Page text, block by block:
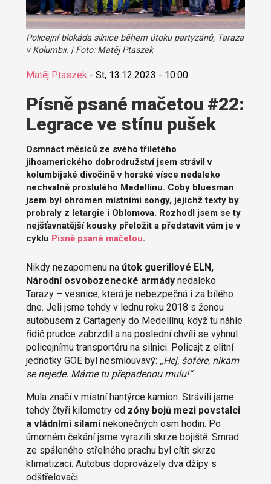
Policejní blokáda silnice během útoku partyzánů, Taraza
v Kolumbii. | Foto: Matěj Ptaszek
Matěj Ptaszek- St, 13.12.2023 - 10:00
Písně psané mačetou #22:
Legrace ve stínu pušek
Osmnáct měsíců ze svého tříletého
jihoamerického dobrodružství jsem strávil v
kolumbijské divočině v horské vísce nedaleko
nechvalně proslulého Medellínu. Coby bluesman
jsem byl ohromen místními songy, jejichž texty by
probraly z letargie i Oblomova. Rozhodl jsem se ty
nejšťavnatější kousky přeložit a představit vám je v
cyklu Písně psané mačetou.
Nikdy nezapomenu na útok guerillové ELN,
Národní osvobozenecké armádynedaleko
Tarazy – vesnice, která je nebezpečná i za bílého
dne. Jeli jsme tehdy v lednu roku 2018 s ženou
autobusem z Cartageny do Medellínu, když tu náhle
řidič prudce zabrzdil a na poslední chvíli se vyhnul
policejnímu transportéru na silnici. Policajt z elitní
jednotky GOE byl nesmlouvavý: „Hej, šofére, nikam
se nejede. Máme tu přepadenou mulu!“
Mula značí v místní hantýrce kamion. Strávili jsme
tehdy čtyři kilometry od zóny bojů mezi povstalci
a vládními silaminekonečných osm hodin. Po
úmorném čekání jsme vyrazili skrze bojiště. Smrad
ze spáleného střelného prachu byl cítit skrze
klimatizaci. Autobus doprovázely dva džípy s
odštřelovači.